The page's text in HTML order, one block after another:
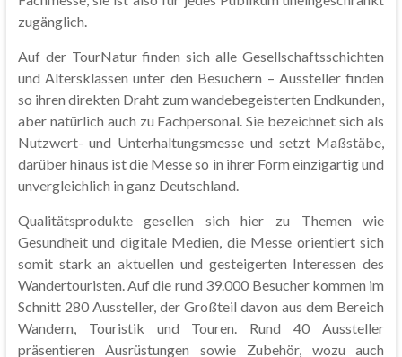
zugänglich.
Auf der TourNatur finden sich alle Gesellschaftsschichten
und Altersklassen unter den Besuchern – Aussteller finden
so ihren direkten Draht zum wandebegeisterten Endkunden,
aber natürlich auch zu Fachpersonal. Sie bezeichnet sich als
Nutzwert- und Unterhaltungsmesse und setzt Maßstäbe,
darüber hinaus ist die Messe so in ihrer Form einzigartig und
unvergleichlich in ganz Deutschland.
Qualitätsprodukte gesellen sich hier zu Themen wie
Gesundheit und digitale Medien, die Messe orientiert sich
somit stark an aktuellen und gesteigerten Interessen des
Wandertouristen. Auf die rund 39.000 Besucher kommen im
Schnitt 280 Aussteller, der Großteil davon aus dem Bereich
Wandern, Touristik und Touren. Rund 40 Aussteller
präsentieren Ausrüstungen sowie Zubehör, wozu auch